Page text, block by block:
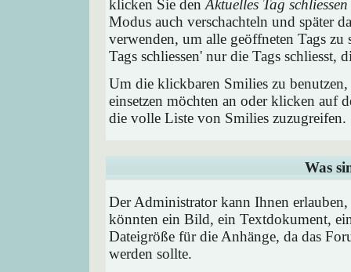
klicken Sie den Aktuelles Tag schliessen
Modus auch verschachteln und später
verwenden, um alle geöffneten Tags
Tags schliessen' nur die Tags
Um die klickbaren Smilies zu
einsetzen möchten an oder klicken auf
die volle Liste von Smilies zuzugreifen.
Was
Der Administrator kann Ihnen
könnten ein Bild, ein Textdokument,
Dateigröße für die Anhänge, da das
werden sollte.